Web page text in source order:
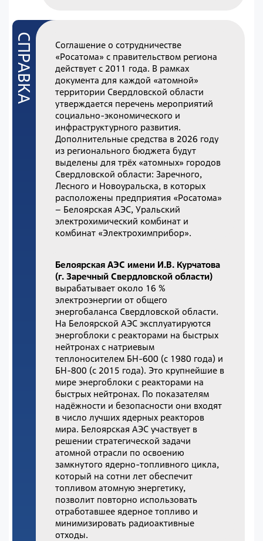
Соглашение о сотрудничестве
«Росатома» с правительством региона
действует с 2011 года. В рамках
документа для каждой «атомной»
территории Свердловской области
утверждается перечень мероприятий
социально-экономического и
инфраструктурного развития.
Дополнительные средства в 2026 году
из регионального бюджета будут
выделены для трёх «атомных» городов
Свердловской области: Заречного,
Лесного и Новоуральска, в которых
расположены предприятия «Росатома»
– Белоярская АЭС, Уральский
электрохимический комбинат и
комбинат «Электрохимприбор».
Белоярская АЭС имени И.В. Курчатова
(г. Заречный Свердловской области)
вырабатывает около 16 %
электроэнергии от общего
энергобаланса Свердловской области.
На Белоярской АЭС эксплуатируются
энергоблоки с реакторами на быстрых
нейтронах с натриевым
теплоносителем БН-600 (с 1980 года) и
БН-800 (с 2015 года). Это крупнейшие в
мире энергоблоки с реакторами на
быстрых нейтронах. По показателям
надёжности и безопасности они входят
в число лучших ядерных реакторов
мира. Белоярская АЭС участвует в
решении стратегической задачи
атомной отрасли по освоению
замкнутого ядерно-топливного цикла,
который на сотни лет обеспечит
топливом атомную энергетику,
позволит повторно использовать
отработавшее ядерное топливо и
минимизировать радиоактивные
отходы.